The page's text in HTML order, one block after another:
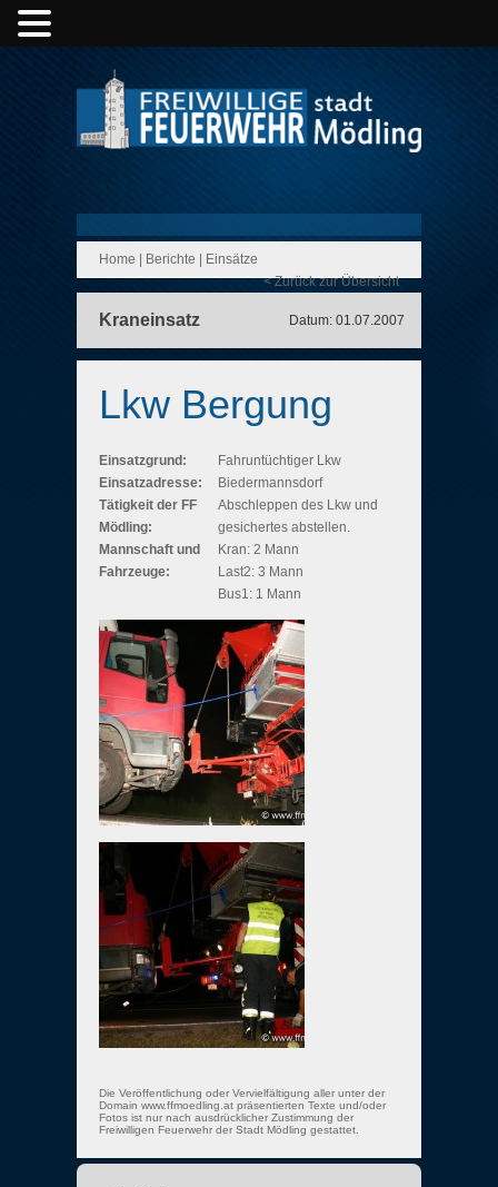
Home Berichte
Einsätze
< Zurück zur Übersicht
Kraneinsatz Datum: 01.07.2007
Lkw Bergung
Einsatzgrund:
Fahruntüchtiger Lkw
Einsatzadresse:
Biedermannsdorf
Tätigkeit der FF
Mödling:
Abschleppen des Lkw und
gesichertes abstellen.
Mannschaft und
Fahrzeuge:
Kran: 2 Mann
Last2: 3 Mann
Bus1: 1 Mann
Die Veröffentlichung oder Vervielfältigung aller unter der
Domain www.ffmoedling.at präsentierten Texte und/oder
Fotos ist nur nach ausdrücklicher Zustimmung der
Freiwilligen Feuerwehr der Stadt Mödling gestattet.